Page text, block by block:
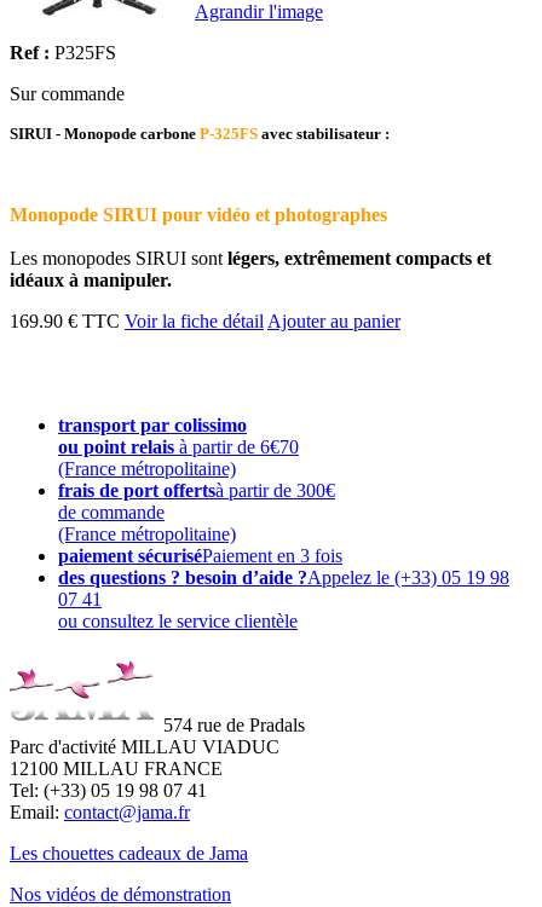
Agrandir l'image
Ref : P325FS
Sur commande
SIRUI - Monopode carbone P-325FS avec stabilisateur :
Monopode SIRUI pour vidéo et photographes
Les monopodes SIRUI sont légers, extrêmement compacts et
idéaux à manipuler.
169.90 € TTC Voir la fiche détail Ajouter au panier
transport par colissimo
ou point relais à partir de 6€70
(France métropolitaine)
frais de port offertsà partir de 300€
de commande
(France métropolitaine)
paiement sécuriséPaiement en 3 fois
des questions ? besoin d’aide ?Appelez le (+33) 05 19 98
07 41
ou consultez le service clientèle
574 rue de Pradals
Parc d'activité MILLAU VIADUC
12100 MILLAU FRANCE
Tel: (+33) 05 19 98 07 41
Email: contact@jama.fr
Les chouettes cadeaux de Jama
Nos vidéos de démonstration